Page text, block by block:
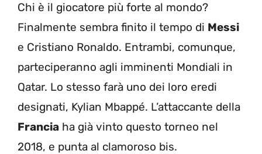
Chi è il giocatore più forte al mondo?
Finalmente sembra finito il tempo di Messi
e Cristiano Ronaldo. Entrambi, comunque,
parteciperanno agli imminenti Mondiali in
Qatar. Lo stesso farà uno dei loro eredi
designati, Kylian Mbappé. L’attaccante della
Francia ha già vinto questo torneo nel
2018, e punta al clamoroso bis.